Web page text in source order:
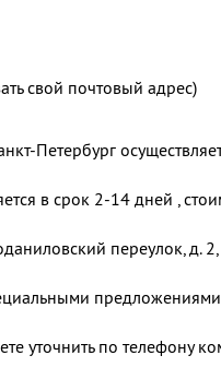
свой почтовый адрес)
Петербург
в срок 2-14 дней ,
переулок, д. 2,
предложениями
уточнить по телефону